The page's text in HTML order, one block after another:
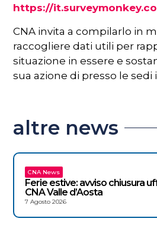
https://
CNA invita a compilarlo in
raccogliere dati utili per
situazione in essere e
sua azione di presso le sedi
altre news
CNA News
Ferie estive: avviso chiusura
CNA Valle d’Aosta
7 Agosto 2026